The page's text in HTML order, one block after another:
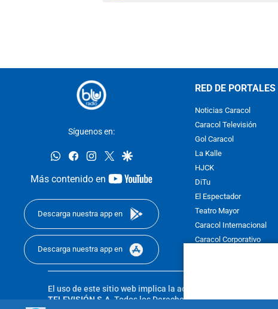
Síguenos en:
whatsappfacebookinstagram
twittergoogle
Más contenido en
youtube-
Descarga nuestra app en
Descarga nuestra app en
RED DE PORTALES
Noticias Caracol
Caracol Televisión
Gol Caracol
La Kalle
HJCK
DiTu
El Espectador
Teatro Mayor
Caracol Internacional
Caracol Corporativo
El uso de este sitio web implica la aceptación de los
TELEVISIÓN S.A.Todos los Derechos Reservados D.R.A.